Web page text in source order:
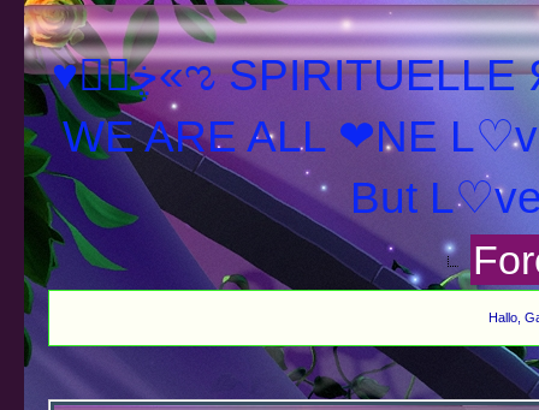
♥ڿڰۣ«ಌ SPIRITUELLE Я Ξ √ Ω L U T ↑ ☼ N - Forum -
WE ARE ALL ❤NE
Hallo,